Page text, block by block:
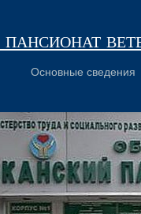
Основные сведения